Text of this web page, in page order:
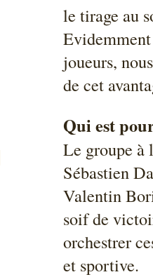
le tirage au
Evidemment
joueurs,
de cet
Qui est
Le groupe à
Sébastien
Valentin
soif de
orchestrer
et sportive.